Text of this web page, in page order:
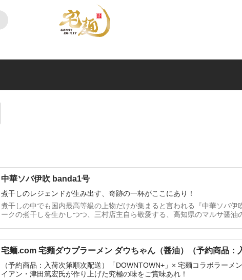
中華ソバ伊吹 banda1号
煮干しのレジェンドが生み出す、奇跡の一杯がここにあり！
煮干しの中でも国内最高等級の上物だけが集まると言われる『中華ソバ伊
ークの煮干しを生かしつつ、三村店主自ら敬愛する、高知県のマルサ醤油
宅麺.com 宅麺ダウプラーメン ダウちゃん（醤油）（予約商品：
送）
（予約商品：入荷次第順次配送）「DOWNTOWN+」× 宅麺コラボラーメ
イアン・津田篤宏氏が作り上げた究極の味をご賞味あれ！